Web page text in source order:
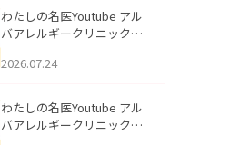
説」を公開いたしました。
わたしの名医Youtube アル
バアレルギークリニック札
える男性へ｜医師が教える
公開いたしました。
2026.07.24
わたしの名医Youtube アル
バアレルギークリニック札